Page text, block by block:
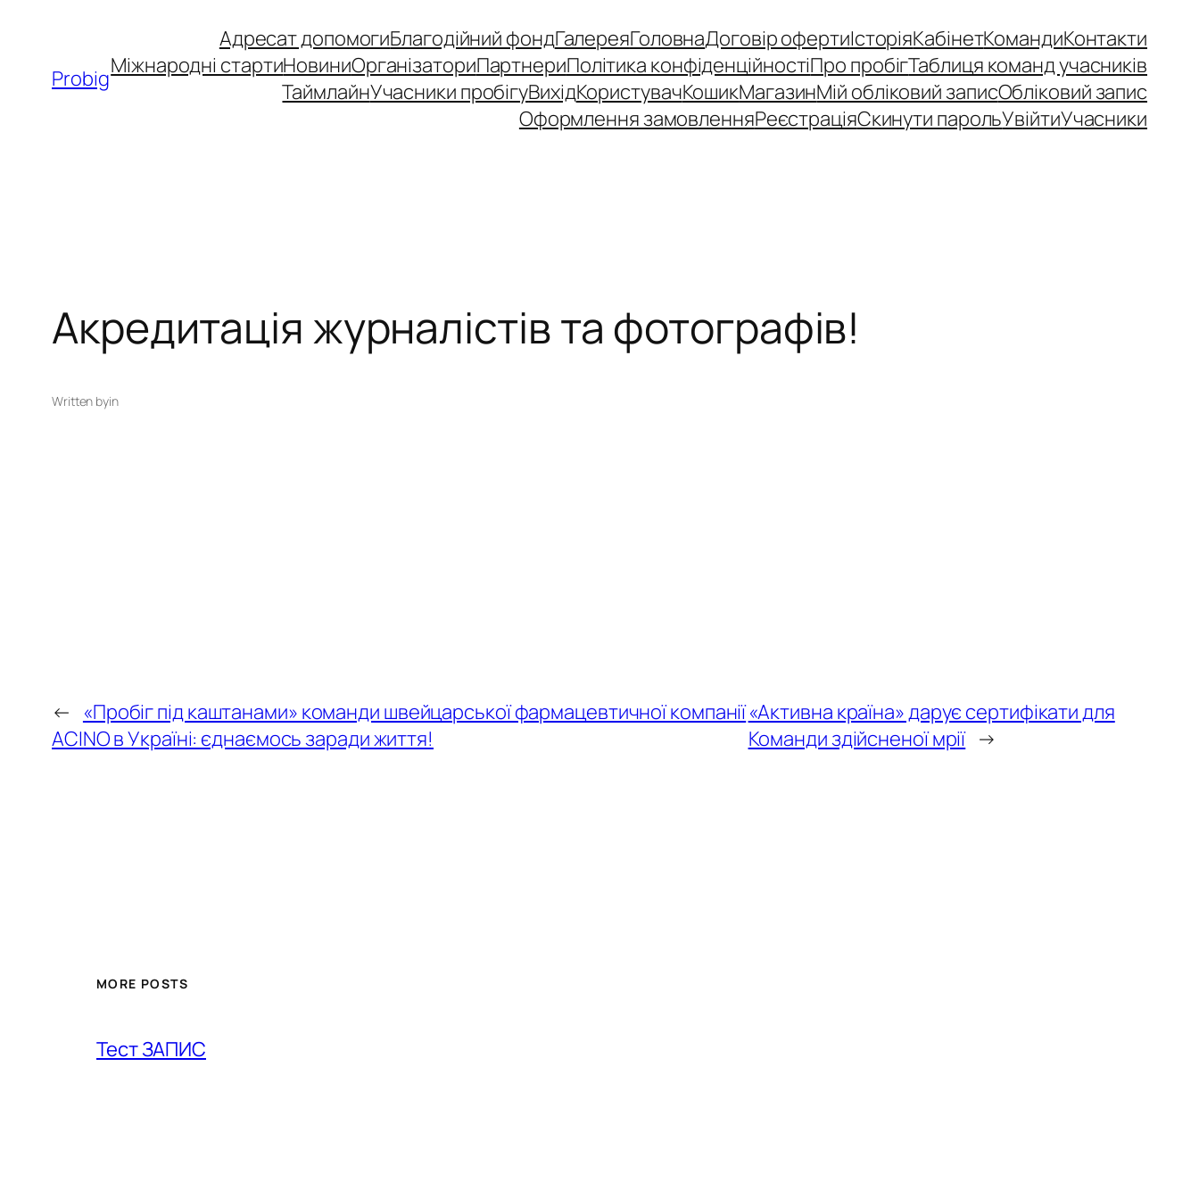
вмістуProbig
Адресат допомогиБлагодійний фондГалереяГоловнаДоговір офертиІсторіяКабінетКомандиКонтакти
Міжнародні стартиНовиниОрганізаториПартнериПолітика конфіденційностіПро пробігТаблиця команд учасників
ТаймлайнУчасники пробігуВихідКористувачКошикМагазинМій обліковий записОбліковий запис
Оформлення замовленняРеєстраціяСкинути парольУвійтиУчасники
Акредитація журналістів та фотографів!
Written byin
← «Пробіг під каштанами» команди швейцарської фармацевтичної компанії
ACINO в Україні: єднаємось заради життя!
«Активна країна» дарує сертифікати для
Команди здійсненої мрії →
MORE POSTS
Тест ЗАПИС